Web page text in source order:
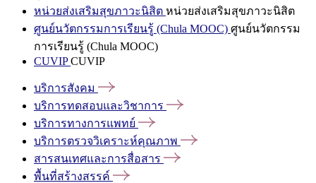
หน่วยส่งเสริมสุขภาวะนิสิต หน่วยส่งเสริมสุขภาวะนิสิต
ศูนย์นวัตกรรมการเรียนรู้ (Chula MOOC) ศูนย์นวัตกรรม
การเรียนรู้ (Chula MOOC)
CUVIPCUVIP
บริการสังคม
บริการทดสอบและวิชาการ
บริการทางการแพทย์
บริการตรวจวิเคราะห์คุณภาพ
สารสนเทศและการสื่อสาร
พื้นที่สร้างสรรค์